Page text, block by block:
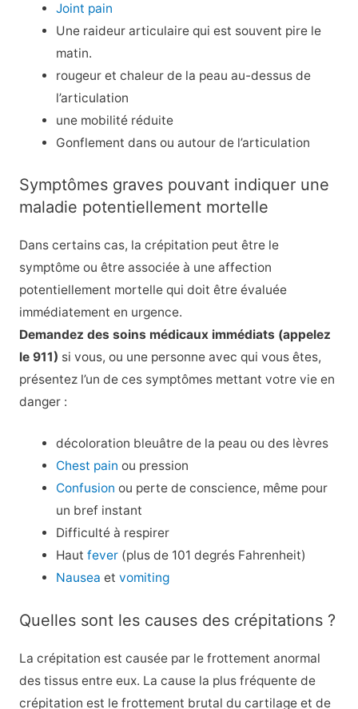
Joint pain
Une raideur articulaire qui est souvent pire le
matin.
rougeur et chaleur de la peau au-dessus de
l’articulation
une mobilité réduite
Gonflement dans ou autour de l’articulation
Symptômes graves pouvant indiquer une
maladie potentiellement mortelle
Dans certains cas, la crépitation peut être le
symptôme ou être associée à une affection
potentiellement mortelle qui doit être évaluée
immédiatement en urgence.
Demandez des soins médicaux immédiats (appelez
le 911) si vous, ou une personne avec qui vous êtes,
présentez l’un de ces symptômes mettant votre vie en
danger :
décoloration bleuâtre de la peau ou des lèvres
Chest pain ou pression
Confusion ou perte de conscience, même pour
un bref instant
Difficulté à respirer
Hautfever (plus de 101 degrés Fahrenheit)
Nausea etvomiting
Quelles sont les causes des crépitations ?
La crépitation est causée par le frottement anormal
des tissus entre eux. La cause la plus fréquente de
crépitation est le frottement brutal du cartilage et de